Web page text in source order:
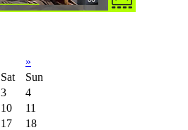
»
Sat
Sun
3
4
10
11
17
18